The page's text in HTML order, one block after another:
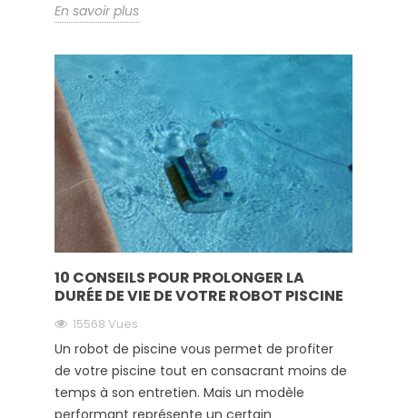
En savoir plus
10 CONSEILS POUR PROLONGER LA
DURÉE DE VIE DE VOTRE ROBOT PISCINE
15568 Vues
Un robot de piscine vous permet de profiter
de votre piscine tout en consacrant moins de
temps à son entretien. Mais un modèle